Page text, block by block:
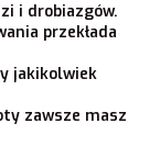
i drobiazgów.
przekłada
jakikolwiek
zawsze masz